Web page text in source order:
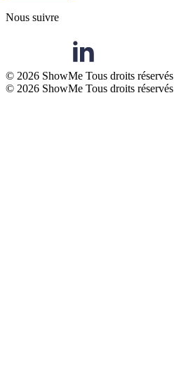
Nous suivre
© 2026 ShowMe Tous droits réservés
© 2026 ShowMe Tous droits réservés